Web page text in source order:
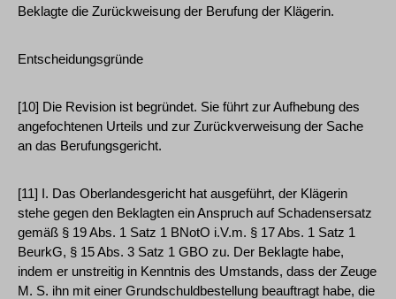
Beklagte die Zurückweisung der Berufung der Klägerin.
Entscheidungsgründe
[10] Die Revision ist begründet. Sie führt zur Aufhebung des
angefochtenen Urteils und zur Zurückverweisung der Sache
an das Berufungsgericht.
[11] I. Das Oberlandesgericht hat ausgeführt, der Klägerin
stehe gegen den Beklagten ein Anspruch auf Schadensersatz
gemäß § 19 Abs. 1 Satz 1 BNotO i.V.m. § 17 Abs. 1 Satz 1
BeurkG, § 15 Abs. 3 Satz 1 GBO zu. Der Beklagte habe,
indem er unstreitig in Kenntnis des Umstands, dass der Zeuge
M. S. ihn mit einer Grundschuldbestellung beauftragt habe, die